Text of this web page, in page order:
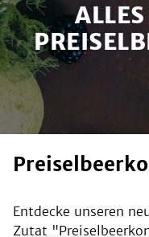
Entdecke unseren
Zutat "